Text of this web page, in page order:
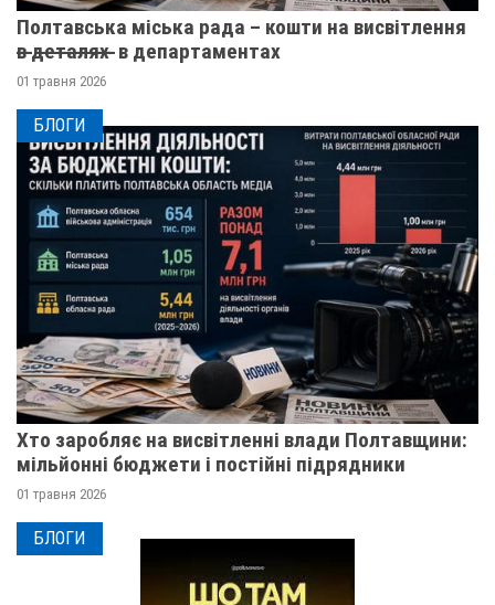
Полтавська міська рада – кошти на висвітлення
в̶ ̶д̶е̶т̶а̶л̶я̶х̶ ̶ в департаментах
01 травня 2026
БЛОГИ
Хто заробляє на висвітленні влади Полтавщини:
мільйонні бюджети і постійні підрядники
01 травня 2026
БЛОГИ